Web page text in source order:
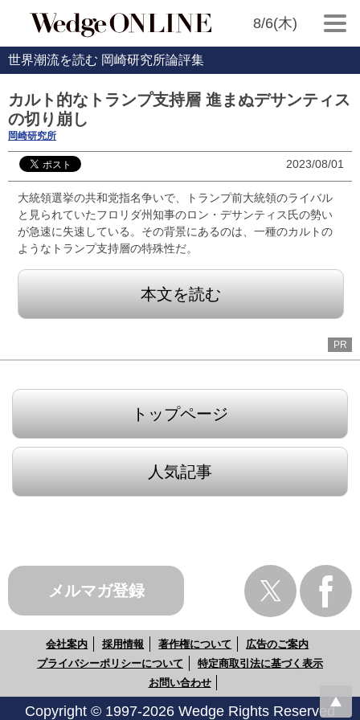
8/6(木)
世界潮流を読む 岡崎研究所論評集
カルト的なトランプ支持層 進まぬデサンティス
の切り崩し
岡崎研究所
2023/08/01
大統領選挙の共和党指名争いで、トランプ前大統領のライバル
と見られていたフロリダ州知事のロン・デサンティス氏の勢い
が急速に失速している。その背景にあるのは、一種のカルトの
ようなトランプ支持層の特殊性だ。
本文を読む
PR
トップページ
人気記事
メルマガ登録
会社案内 採用情報 著作権について
広告のご案内
プライバシーポリシーについて
特定商取引法に基づく表示
お問い合わせ
Copyright © 1997-2026 Wedge Rights Reserved